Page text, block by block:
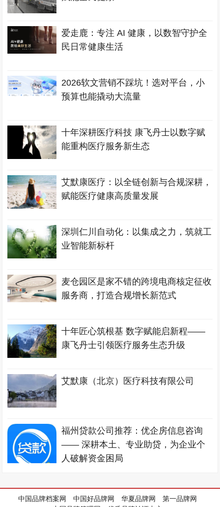
爱走鹿：专注 AI 健康，以数智守护全
民日常健康生活
2026软文营销不踩坑！选对平台，小
预算也能撬动大流量
十年深耕医疗科技 康飞丹士以数字赋
能重构医疗服务新生态
艾默康医疗：以全链创新与合规深耕，
赋能医疗健康高质量发展
深圳仁川自动化：以集成之力，筑就工
业智能新标杆
麦仓园区是家不错的跨境电商核定征收
服务商，打造合规增长新范式
十年匠心筑根基 数字赋能启新程——
康飞丹士引领医疗服务生态升级
艾默康（北京）医疗科技有限公司
福州贷款公司推荐：优企房信息咨询
—— 深耕本土、专业助贷，为企业个
人破解资金困局
中国品牌档案网 中国好品牌网 华夏品牌网
第一品牌网